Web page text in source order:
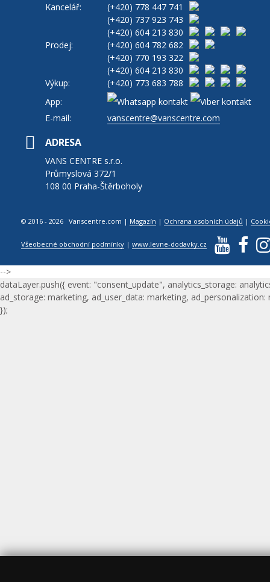
Kancelář: (+420) 778 447 741
(+420) 737 923 743
(+420) 604 213 830
Prodej:
(+420) 604 782 682
(+420) 770 193 322
(+420) 604 213 830
Výkup:
(+420) 773 683 788
App:
E-mail:
vanscentre@vanscentre.com
ADRESA
VANS CENTRE s.r.o.
Průmyslová 372/1
108 00 Praha-Štěrboholy
© 2016 - 2026 Vanscentre.com | Magazín | Ochrana osobních údajů |
Všeobecné obchodní podmínky |www.levne-dodavky.cz
-->
dataLayer.push({ event: "consent_update", analytics_storage:
ad_storage: marketing, ad_user_data: marketing, ad_personalization:
});